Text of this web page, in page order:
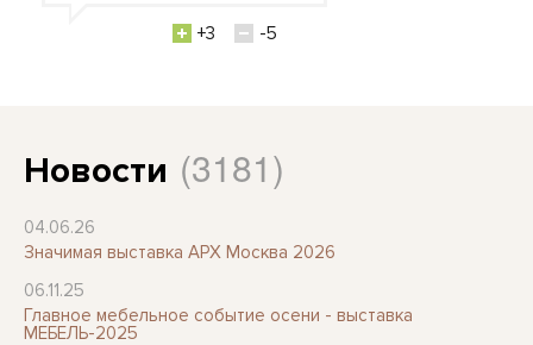
+3 -5
Новости (3181)
04.06.26
Значимая выставка АРХ Москва 2026
06.11.25
Главное мебельное событие осени - выставка
МЕБЕЛЬ-2025